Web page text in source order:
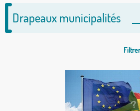
Drapeaux municipalités